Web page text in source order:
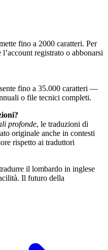
fino a 2000 caratteri. Per
registrato o abbonarsi
fino a 35.000 caratteri —
o file tecnici completi.
profonde, le traduzioni di
originale anche in contesti
rispetto ai traduttori
il lombardo in inglese
Il futuro della